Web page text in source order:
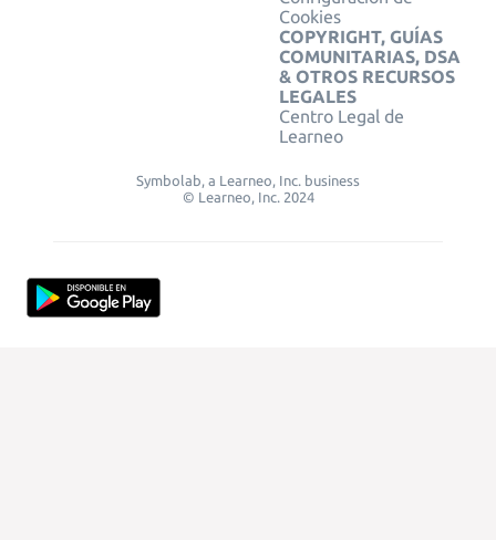
Cookies
COPYRIGHT, GUÍAS
COMUNITARIAS, DSA
& OTROS RECURSOS
LEGALES
Centro Legal de
Learneo
Symbolab, a Learneo, Inc. business
© Learneo, Inc. 2024